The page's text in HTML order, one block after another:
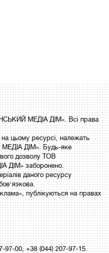
МЕДІА ДІМ». Всі права
на цьому ресурсі, належать
ДІМ». Будь-яке
дозволу ТОВ
ДІМ» заборонено.
даного ресурсу
публікуються на правах
97-00, +38 (044) 207-97-15.